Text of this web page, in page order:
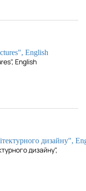
English
дизайну",